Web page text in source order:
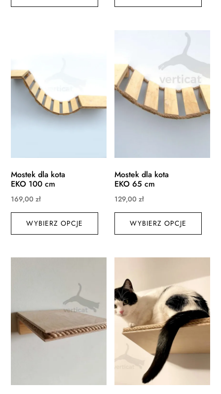
ma
wybrać
stronie
produktu
ma
na
Mostek dla kota
EKO 100 cm
169,00zł
WYBIERZ OPCJE
Ten
ma
można
wybrać
na
stronie
produktu
Mostek dla kota
EKO 65 cm
129,00zł
WYBIERZ OPCJE
Ten
ma
na